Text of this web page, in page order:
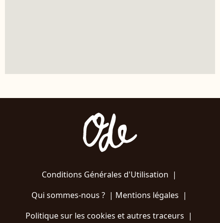
Conditions Générales d'Utilisation |
Qui sommes-nous ?| Mentions légales |
Politique sur les cookies et autres traceurs |